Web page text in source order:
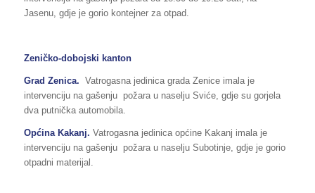
Jasenu, gdje je gorio kontejner za otpad.
Zeničko-dobojski kanton
Grad Zenica. Vatrogasna jedinica grada Zenice imala je
intervenciju na gašenju požara u naselju Sviće, gdje su gorjela
dva putnička automobila.
Općina Kakanj. Vatrogasna jedinica općine Kakanj imala je
intervenciju na gašenju požara u naselju Subotinje, gdje je gorio
otpadni materijal.